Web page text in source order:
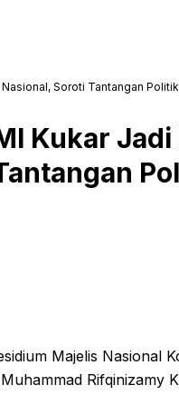
Soroti Tantangan
Kukar Jadi
Majelis Nasional
Rifqinizamy